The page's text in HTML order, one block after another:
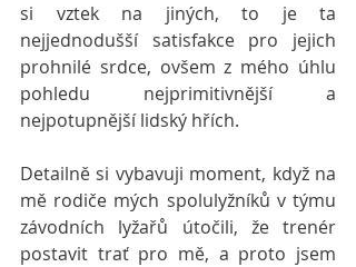
si vztek na jiných, to je ta
nejjednodušší satisfakce pro jejich
prohnilé srdce, ovšem z mého úhlu
pohledu nejprimitivnější a
nejpotupnější lidský hřích.
Detailně si vybavuji moment, když na
mě rodiče mých spolulyžníků v týmu
závodních lyžařů útočili, že trenér
postavit trať pro mě, a proto jsem